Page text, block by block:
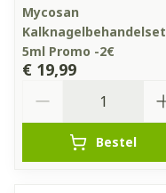
Mycosan
Kalknagelbehandelset
5ml Promo -2€
€ 19,99
Bestel